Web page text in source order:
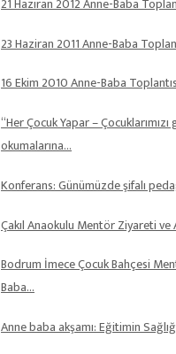
23 Haziran 2011 Anne-Baba
16 Ekim 2010 Anne-Baba
“Her Çocuk Yapar –
okumalarına…
Konferans: Günümüzde şifalı
Çakıl Anaokulu Mentör Ziyareti ve
Bodrum İmece Çocuk Bahçesi
Baba…
Anne baba akşamı: Eğitimin